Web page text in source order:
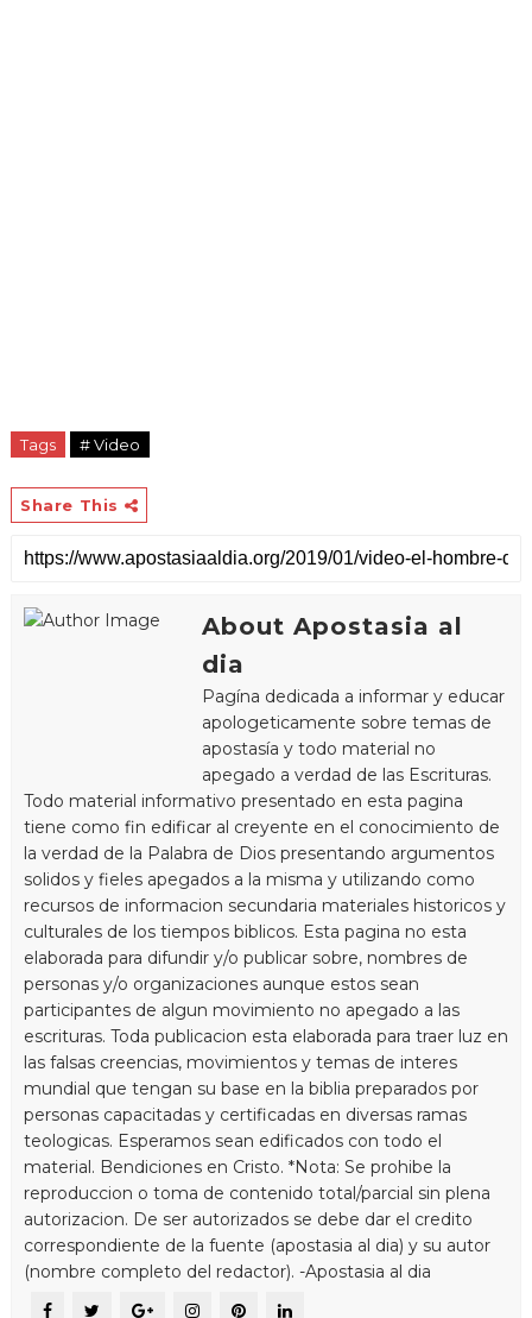
Tags # Video
Share This
About Apostasia al
dia
Pagína dedicada a informar y educar
apologeticamente sobre temas de
apostasía y todo material no
apegado a verdad de las Escrituras.
Todo material informativo presentado en esta pagina
tiene como fin edificar al creyente en el conocimiento de
la verdad de la Palabra de Dios presentando argumentos
solidos y fieles apegados a la misma y utilizando como
recursos de informacion secundaria materiales historicos y
culturales de los tiempos biblicos. Esta pagina no esta
elaborada para difundir y/o publicar sobre, nombres de
personas y/o organizaciones aunque estos sean
participantes de algun movimiento no apegado a las
escrituras. Toda publicacion esta elaborada para traer luz en
las falsas creencias, movimientos y temas de interes
mundial que tengan su base en la biblia preparados por
personas capacitadas y certificadas en diversas ramas
teologicas. Esperamos sean edificados con todo el
material. Bendiciones en Cristo. *Nota: Se prohibe la
reproduccion o toma de contenido total/parcial sin plena
autorizacion. De ser autorizados se debe dar el credito
correspondiente de la fuente (apostasia al dia) y su autor
(nombre completo del redactor). -Apostasia al dia